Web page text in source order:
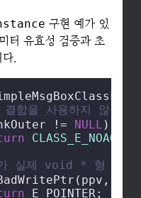
구현 예가 있
터 유효성 검증과 초
.
합을 사용하지 않을
!= NULL )
실제 void * 형 포인터
E_POINTER;